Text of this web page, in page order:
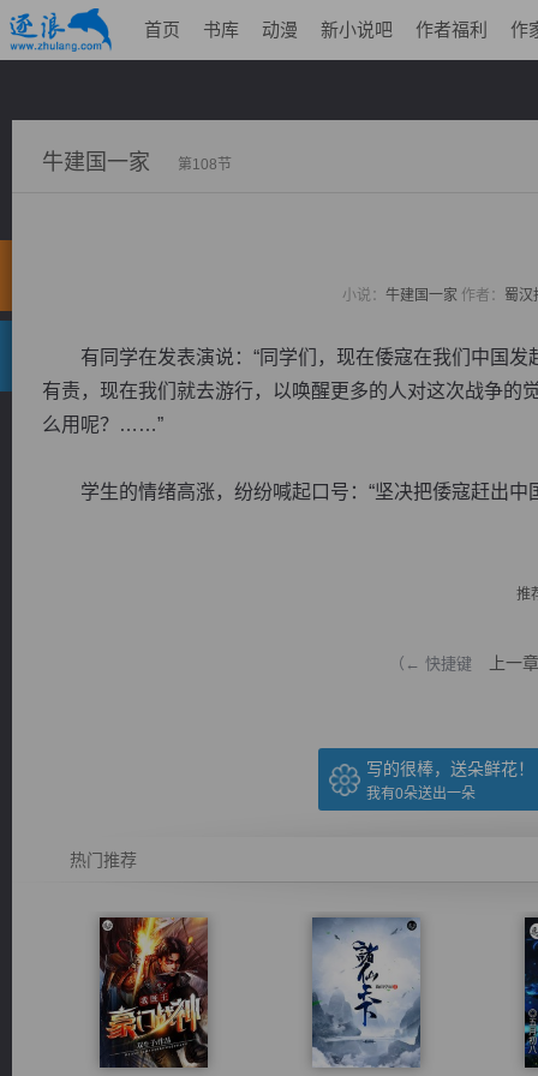
首页 书库 动漫 新小说吧 作者福利 作
牛建国一家 第108节
小说： 牛建国一家 作者： 蜀汉
有同学在发表演说：“同学们，现在倭寇在我们中国发
有责，现在我们就去游行，以唤醒更多的人对这次战争的
么用呢？……”
学生的情绪高涨，纷纷喊起口号：“坚决把倭寇赶出中
推
（← 快捷键 上一章
写的很棒，送朵鲜花！
我有0朵送出一朵
热门推荐